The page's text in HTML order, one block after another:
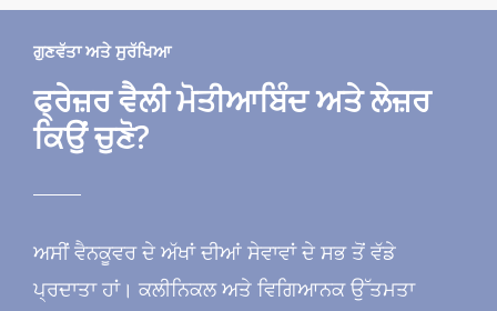
ਗੁਣਵੱਤਾ ਅਤੇ ਸੁਰੱਖਿਆ
ਫ੍ਰੇਜ਼ਰ ਵੈਲੀ ਮੋਤੀਆਬਿੰਦ ਅਤੇ ਲੇਜ਼ਰ
ਕਿਉਂ ਚੁਣੋ?
ਅਸੀਂ ਵੈਨਕੂਵਰ ਦੇ ਅੱਖਾਂ ਦੀਆਂ ਸੇਵਾਵਾਂ ਦੇ ਸਭ ਤੋਂ ਵੱਡੇ
ਪ੍ਰਦਾਤਾ ਹਾਂ। ਕਲੀਨਿਕਲ ਅਤੇ ਵਿਗਿਆਨਕ ਉੱਤਮਤਾ